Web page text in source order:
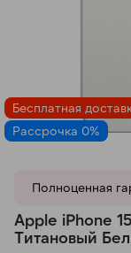
Бесплатная
Рассрочка 0%
Полноценная
Apple iPhone
Титановый
%